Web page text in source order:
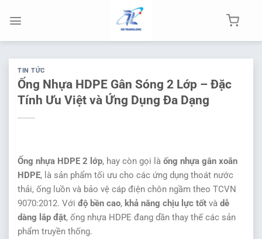
đến
TIN TỨC
Ống Nhựa HDPE Gân Sóng 2 Lớp – Đặc
Tính Ưu Việt và Ứng Dụng Đa Dạng
Ống nhựa HDPE 2 lớp, hay còn gọi là ống nhựa gân xoắn
HDPE, là sản phẩm tối ưu cho các ứng dụng thoát nước
thải, ống luồn và bảo vệ cáp điện chôn ngầm theo TCVN
9070:2012. Với độ bền cao, khả năng chịu lực tốt và dễ
dàng lắp đặt, ống nhựa HDPE đang dần thay thế các sản
phẩm truyền thống.